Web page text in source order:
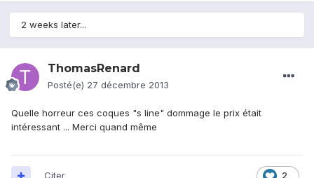
2 weeks later...
ThomasRenard
Posté(e) 27 décembre 2013
Quelle horreur ces coques "s line" dommage le prix était
intéressant ... Merci quand même
2
Citer